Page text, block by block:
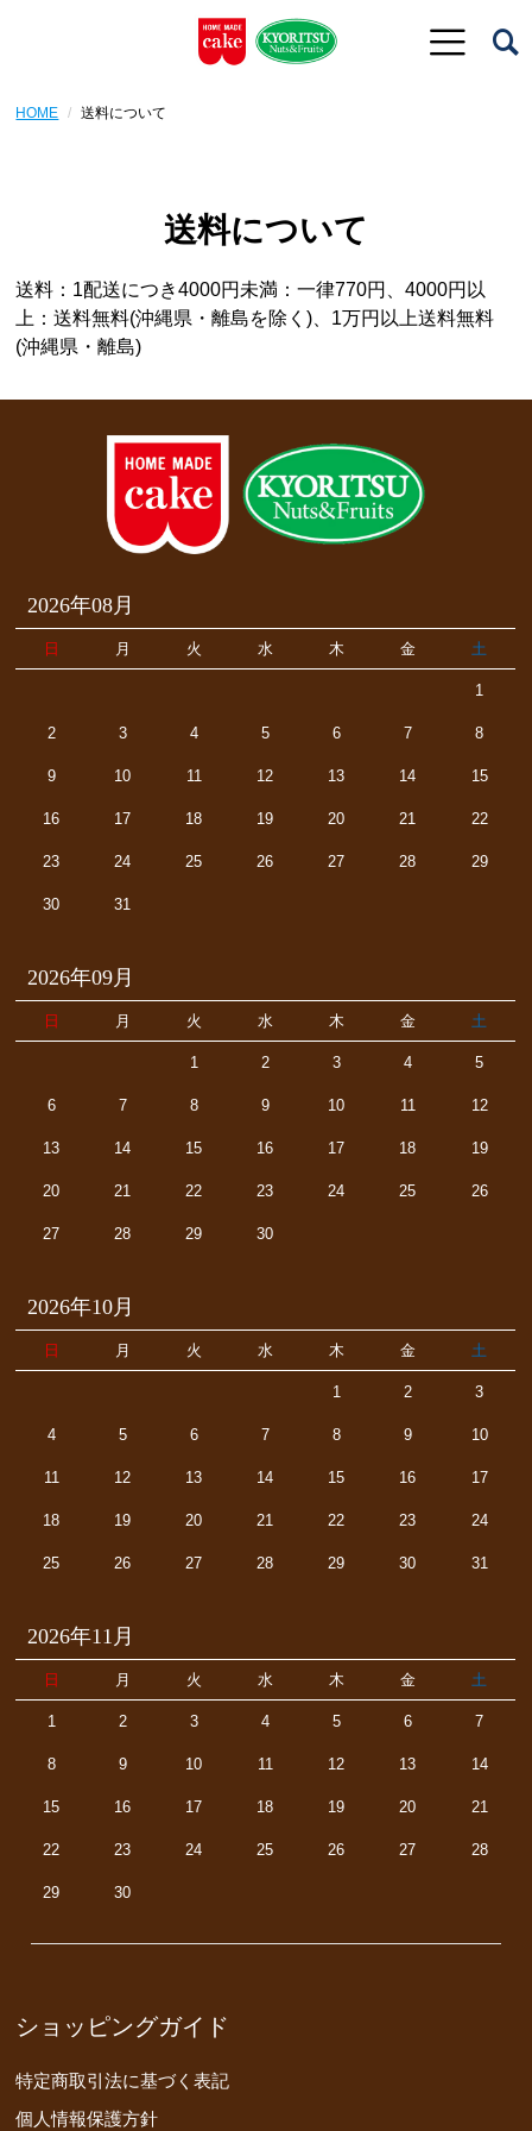
HOME 送料について
送料について
送料：1配送につき4000円未満：一律770円、4000円以
上：送料無料(沖縄県・離島を除く)、1万円以上送料無料
(沖縄県・離島)
2026年08月
日 月 火 水 木 金 土
1
2 3 4 5 6 7 8
9 10 11 12 13 14 15
16 17 18 19 20 21 22
23 24 25 26 27 28 29
30 31
2026年09月
日 月 火 水 木 金 土
1 2 3 4 5
6 7 8 9 10 11 12
13 14 15 16 17 18 19
20 21 22 23 24 25 26
27 28 29 30
2026年10月
日 月 火 水 木 金 土
1 2 3
4 5 6 7 8 9 10
11 12 13 14 15 16 17
18 19 20 21 22 23 24
25 26 27 28 29 30 31
2026年11月
日 月 火 水 木 金 土
1 2 3 4 5 6 7
8 9 10 11 12 13 14
15 16 17 18 19 20 21
22 23 24 25 26 27 28
29 30
ショッピングガイド
特定商取引法に基づく表記
個人情報保護方針